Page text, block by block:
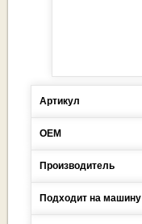
Артикул
ОЕМ
Производитель
Подходит на машину